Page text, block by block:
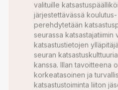
valituille
järjestettävässä
perehdytetään
seurassa
katsastustietojen
seuran
kanssa. Illan tavoitteena
korkeatasoinen ja
katsastustoiminta liiton